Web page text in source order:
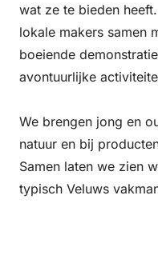
wat ze te bieden
lokale makers samen
boeiende
avontuurlijke
We brengen jong en
natuur en bij
Samen laten we zien
typisch Veluws